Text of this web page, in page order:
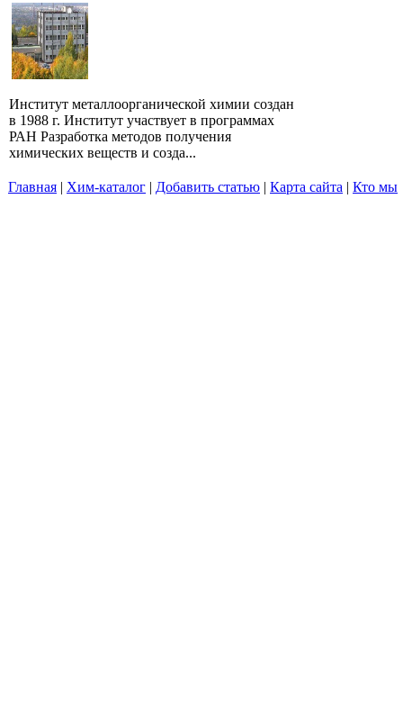
Институт металлоорганической химии создан
в 1988 г. Институт участвует в программах
РАН Разработка методов получения
химических веществ и созда...
Главная | Хим-каталог | Добавить статью | Карта сайта | Кто мы